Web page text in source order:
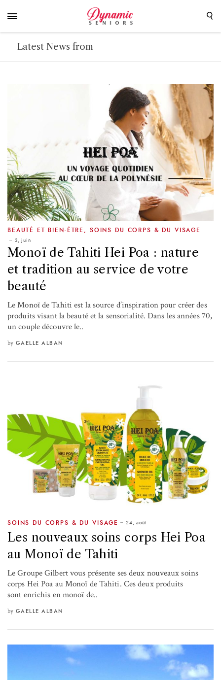
Latest News from
BEAUTÉ ET BIEN-ÊTRE SOINS DU CORPS & DU VISAGE
3, juin
Monoï de Tahiti Hei Poa : nature
et tradition au service de votre
beauté
Le Monoï de Tahiti est la source d’inspiration pour créer des
produits visant la beauté et la sensorialité. Dans les années 70,
un couple découvre le..
by GAELLE ALBAN
SOINS DU CORPS & DU VISAGE 24, août
Les nouveaux soins corps Hei Poa
au Monoï de Tahiti
Le Groupe Gilbert vous présente ses deux nouveaux soins
corps Hei Poa au Monoï de Tahiti. Ces deux produits
sont enrichis en monoï de..
by GAELLE ALBAN